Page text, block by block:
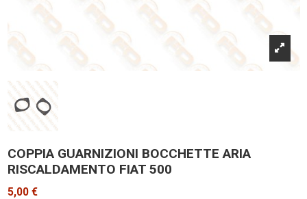
COPPIA GUARNIZIONI BOCCHETTE ARIA
RISCALDAMENTO FIAT 500
5,00 €